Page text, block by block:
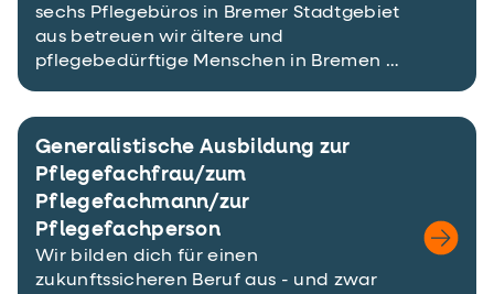
sechs Pflegebüros in Bremer Stadtgebiet
aus betreuen wir ältere und
pflegebedürftige Menschen in Bremen …
Generalistische Ausbildung zur
Pflegefachfrau/zum
Pflegefachmann/zur
Pflegefachperson
Wir bilden dich für einen
zukunftssicheren Beruf aus - und zwar